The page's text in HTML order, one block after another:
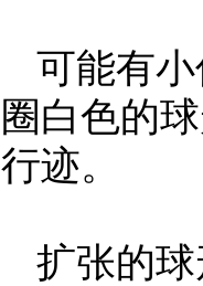
可能有
圈白色的
行迹。
扩张的